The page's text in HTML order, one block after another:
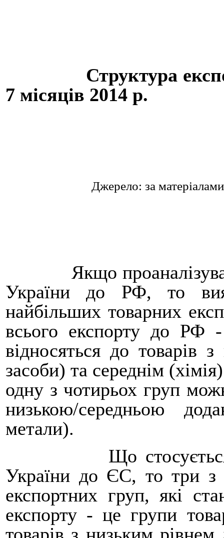
Структура
7 місяців 2014 р.
Джерело: за матеріалами
Якщо
України до РФ, то
найбільших товарних
всього експорту до РФ
відносяться до товарів
засоби) та середнім
одну з чотирьох груп
низькою/середньою
метали).
Що
України до ЄС, то три з
експортних груп, які
експорту - це групи